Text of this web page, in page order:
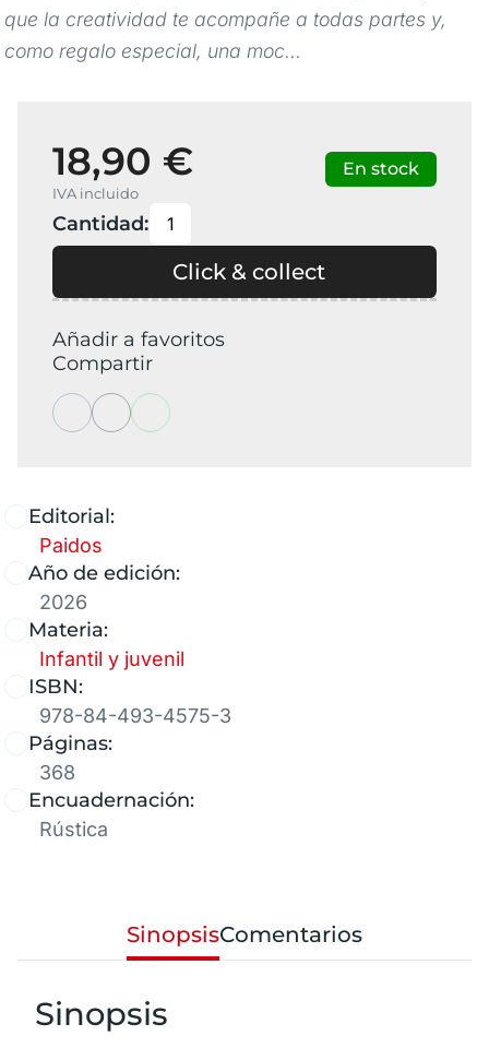
que la creatividad te acompañe a todas partes y,
como regalo especial, una moc...
Editorial:
Paidos
Año de edición:
2026
Materia:
Infantil y juvenil
ISBN:
978-84-493-4575-3
Páginas:
368
Encuadernación:
Rústica
18,90 €
IVA incluido
En stock
Cantidad:
Click & collect
Añadir a favoritos
Compartir
SinopsisComentarios
Sinopsis